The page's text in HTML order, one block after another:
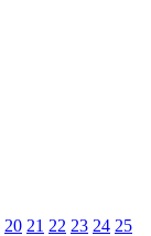
20 21 22 23 24 25